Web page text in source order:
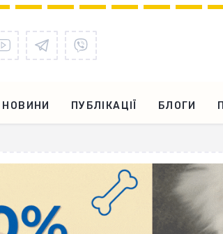
НОВИНИ ПУБЛІКАЦІЇ БЛОГИ